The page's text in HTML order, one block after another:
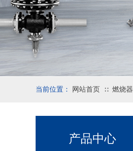
当前位置： 网站首页 ∷ 燃烧器
产品中心